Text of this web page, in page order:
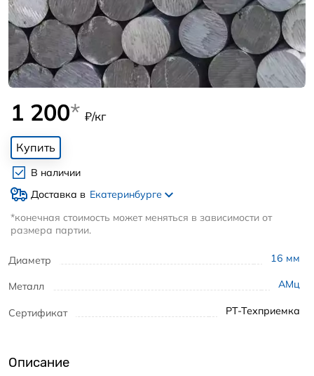
Диаметр 16 мм
Металл АМц
Сертификат РТ-Техприемка
1 200* ₽/кг
Купить
В наличии
Доставка в Екатеринбурге
*конечная стоимость может меняться в зависимости от
размера партии.
Описание